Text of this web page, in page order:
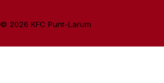
© 2026 KFC Punt-Larum